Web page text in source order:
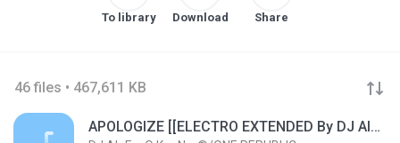
To library Download Share
46 files • 467,611 KB
APOLOGIZE [[ELECTRO EXTENDED By DJ AlaEcyO KeeNer®]]